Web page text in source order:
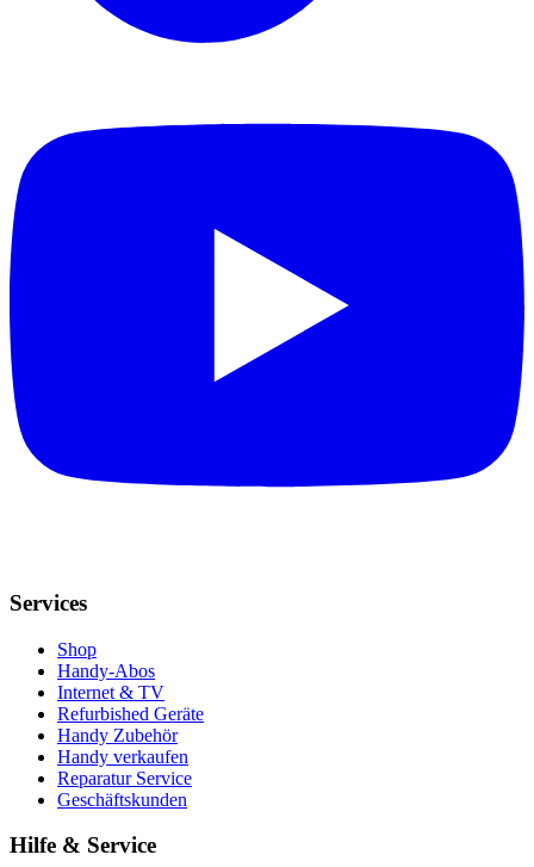
Services
Shop
Handy-Abos
Internet & TV
Refurbished Geräte
Handy Zubehör
Handy verkaufen
Reparatur Service
Geschäftskunden
Hilfe & Service